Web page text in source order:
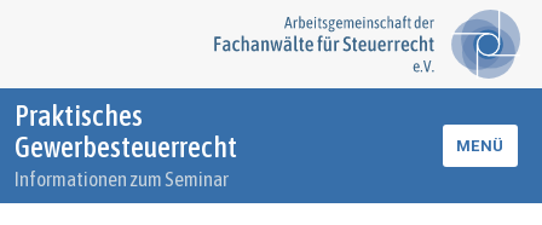
Praktisches
Gewerbesteuerrecht
Informationen zum Seminar
MENÜ